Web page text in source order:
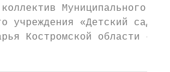
Муниципального
учреждения «Детский сад
Костромской области –